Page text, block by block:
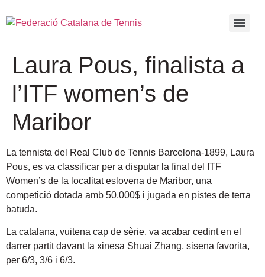
Laura Pous, finalista a
l’ITF women’s de
Maribor
La tennista del Real Club de Tennis Barcelona-1899, Laura
Pous, es va classificar per a disputar la final del ITF
Women’s de la localitat eslovena de Maribor, una
competició dotada amb 50.000$ i jugada en pistes de terra
batuda.
La catalana, vuitena cap de sèrie, va acabar cedint en el
darrer partit davant la xinesa Shuai Zhang, sisena favorita,
per 6/3, 3/6 i 6/3.